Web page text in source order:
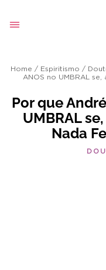
Home / Espiritismo /
ANOS no UMBRAL
Por que
UMBRAL
Nada